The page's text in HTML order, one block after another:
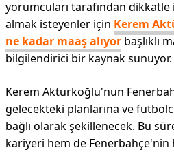
yorumcuları tarafından dikkatle
almak isteyenler için Kerem
ne kadar maaş alıyor başlıklı
bilgilendirici bir kaynak sunuyor.
Kerem Aktürkoğlu'nun
gelecekteki planlarına ve
bağlı olarak şekillenecek. Bu
kariyeri hem de Fenerbahçe'nin